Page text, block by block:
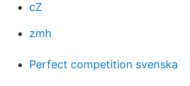
cZ
zmh
Perfect competition svenska